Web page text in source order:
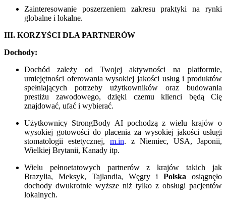
Zainteresowanie poszerzeniem zakresu praktyki na rynki
globalne i lokalne.
III. KORZYŚCI DLA PARTNERÓW
Dochody:
Dochód zależy od Twojej aktywności na platformie,
umiejętności oferowania wysokiej jakości usług i produktów
spełniających potrzeby użytkowników oraz budowania
prestiżu zawodowego, dzięki czemu klienci będą Cię
znajdować, ufać i wybierać.
Użytkownicy StrongBody AI pochodzą z wielu krajów o
wysokiej gotowości do płacenia za wysokiej jakości usługi
stomatologii estetycznej, m.in. z Niemiec, USA, Japonii,
Wielkiej Brytanii, Kanady itp.
Wielu pełnoetatowych partnerów z krajów takich jak
Brazylia, Meksyk, Tajlandia, Węgry i Polska osiągnęło
dochody dwukrotnie wyższe niż tylko z obsługi pacjentów
lokalnych.